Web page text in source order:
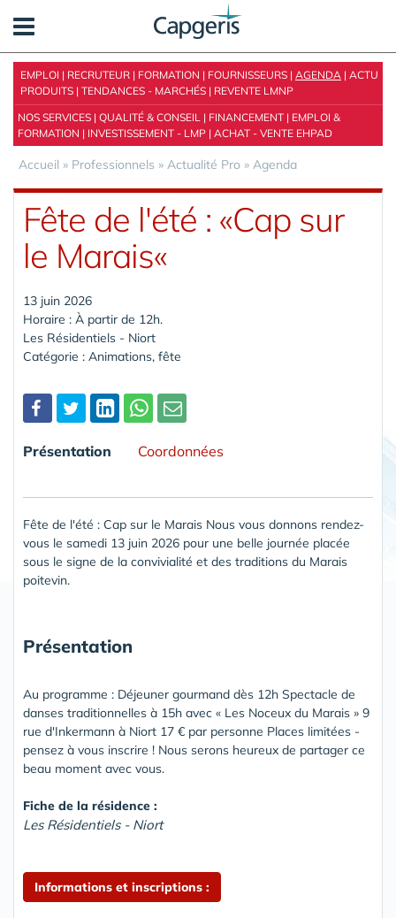
EMPLOI | RECRUTEUR | FORMATION | FOURNISSEURS | AGENDA | ACTU
PRODUITS | TENDANCES - MARCHÉS | REVENTE LMNP
NOS SERVICES | QUALITÉ & CONSEIL | FINANCEMENT | EMPLOI &
FORMATION | INVESTISSEMENT - LMP | ACHAT - VENTE EHPAD
Accueil » Professionnels » Actualité Pro » Agenda
Fête de l'été : «Cap sur
le Marais«
13 juin 2026
Horaire : À partir de 12h.
Les Résidentiels - Niort
Catégorie : Animations, fête
Présentation Coordonnées
Fête de l'été : Cap sur le Marais Nous vous donnons rendez-
vous le samedi 13 juin 2026 pour une belle journée placée
sous le signe de la convivialité et des traditions du Marais
poitevin.
Présentation
Au programme : Déjeuner gourmand dès 12h Spectacle de
danses traditionnelles à 15h avec « Les Noceux du Marais » 9
rue d'Inkermann à Niort 17 € par personne Places limitées -
pensez à vous inscrire ! Nous serons heureux de partager ce
beau moment avec vous.
Fiche de la résidence :
Les Résidentiels - Niort
Informations et inscriptions :